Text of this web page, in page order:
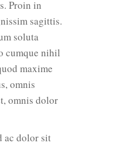
Proin in
sagittis.
soluta
cumque nihil
maxime
omnis
omnis dolor
ac dolor sit